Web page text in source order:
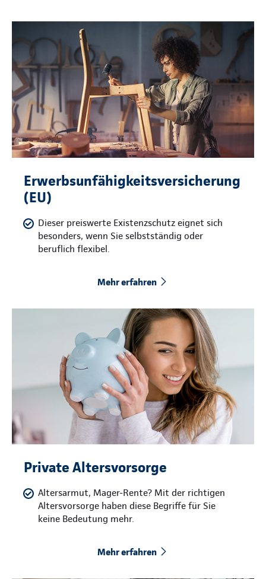
Erwerbsunfähigkeitsversicherung
(EU)
Dieser preiswerte Existenzschutz eignet sich
besonders, wenn Sie selbstständig oder
beruflich flexibel.
Mehr erfahren
Private Altersvorsorge
Altersarmut, Mager-Rente? Mit der richtigen
Altersvorsorge haben diese Begriffe für Sie
keine Bedeutung mehr.
Mehr erfahren